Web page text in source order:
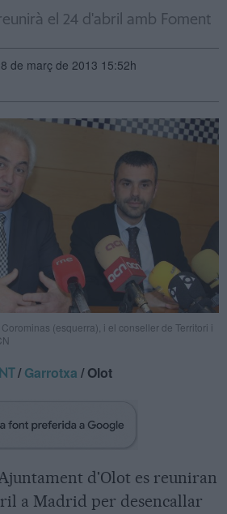
el 24 d'abril amb Foment
de març de 2013 15:52h
(esquerra), i el conseller de Territori i
/Garrotxa / Olot
d'Olot es reuniran
a Madrid per desencallar